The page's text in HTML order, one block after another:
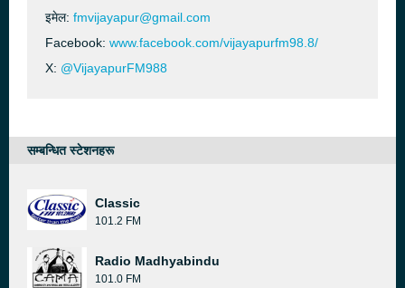
इमेल: fmvijayapur@gmail.com
Facebook: www.facebook.com/vijayapurfm98.8/
X: @VijayapurFM988
सम्बन्धित स्टेशनहरू
Classic
101.2 FM
Radio Madhyabindu
101.0 FM